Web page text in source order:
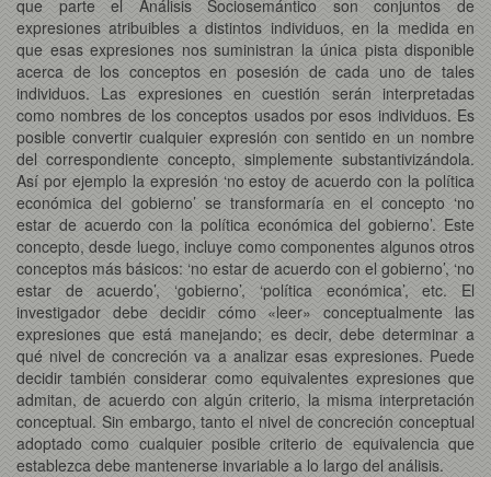
que parte el Análisis Sociosemántico son conjuntos de
expresiones atribuibles a distintos individuos, en la medida en
que esas expresiones nos suministran la única pista disponible
acerca de los conceptos en posesión de cada uno de tales
individuos. Las expresiones en cuestión serán interpretadas
como nombres de los conceptos usados por esos individuos. Es
posible convertir cualquier expresión con sentido en un nombre
del correspondiente concepto, simplemente substantivizándola.
Así por ejemplo la expresión ‘no estoy de acuerdo con la política
económica del gobierno’ se transformaría en el concepto ‘no
estar de acuerdo con la política económica del gobierno’. Este
concepto, desde luego, incluye como componentes algunos otros
conceptos más básicos: ‘no estar de acuerdo con el gobierno’, ‘no
estar de acuerdo’, ‘gobierno’, ‘política económica’, etc. El
investigador debe decidir cómo «leer» conceptualmente las
expresiones que está manejando; es decir, debe determinar a
qué nivel de concreción va a analizar esas expresiones. Puede
decidir también considerar como equivalentes expresiones que
admitan, de acuerdo con algún criterio, la misma interpretación
conceptual. Sin embargo, tanto el nivel de concreción conceptual
adoptado como cualquier posible criterio de equivalencia que
establezca debe mantenerse invariable a lo largo del análisis.